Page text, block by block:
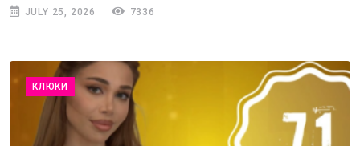
JULY 25, 2026 7336
КЛЮКИ